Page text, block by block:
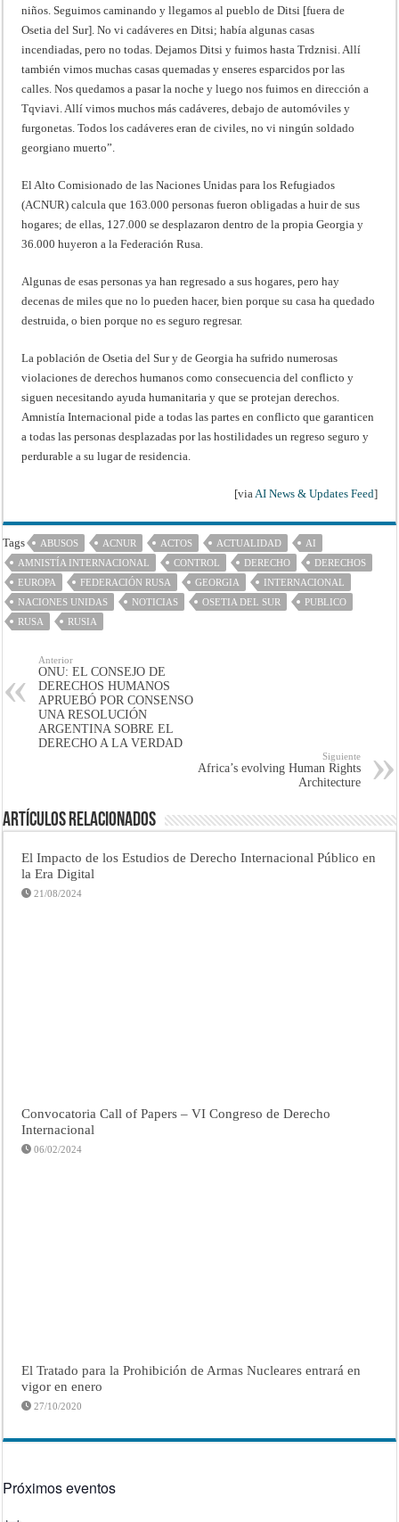
niños. Seguimos caminando y llegamos al pueblo de Ditsi [fuera de
Osetia del Sur]. No vi cadáveres en Ditsi; había algunas casas
incendiadas, pero no todas. Dejamos Ditsi y fuimos hasta Trdznisi. Allí
también vimos muchas casas quemadas y enseres esparcidos por las
calles. Nos quedamos a pasar la noche y luego nos fuimos en dirección a
Tqviavi. Allí vimos muchos más cadáveres, debajo de automóviles y
furgonetas. Todos los cadáveres eran de civiles, no vi ningún soldado
georgiano muerto”.
El Alto Comisionado de las Naciones Unidas para los Refugiados
(ACNUR) calcula que 163.000 personas fueron obligadas a huir de sus
hogares; de ellas, 127.000 se desplazaron dentro de la propia Georgia y
36.000 huyeron a la Federación Rusa.
Algunas de esas personas ya han regresado a sus hogares, pero hay
decenas de miles que no lo pueden hacer, bien porque su casa ha quedado
destruida, o bien porque no es seguro regresar.
La población de Osetia del Sur y de Georgia ha sufrido numerosas
violaciones de derechos humanos como consecuencia del conflicto y
siguen necesitando ayuda humanitaria y que se protejan derechos.
Amnistía Internacional pide a todas las partes en conflicto que garanticen
a todas las personas desplazadas por las hostilidades un regreso seguro y
perdurable a su lugar de residencia.
[via AI News & Updates Feed]
Tags ABUSOS ACNUR ACTOS ACTUALIDAD
AI
AMNISTÍA INTERNACIONAL
CONTROL DERECHO
DERECHOS
EUROPA
FEDERACIÓN RUSA GEORGIA
INTERNACIONAL
NACIONES UNIDAS
NOTICIAS OSETIA DEL SUR
PUBLICO
RUSA
RUSIA
Anterior
ONU: EL CONSEJO DE
DERECHOS HUMANOS
APRUEBÓ POR CONSENSO
UNA RESOLUCIÓN
ARGENTINA SOBRE EL
DERECHO A LA VERDAD
Siguiente
Africa’s evolving Human Rights
Architecture
Artículos Relacionados
El Impacto de los Estudios de Derecho Internacional Público en
la Era Digital
21/08/2024
Convocatoria Call of Papers – VI Congreso de Derecho
Internacional
06/02/2024
El Tratado para la Prohibición de Armas Nucleares entrará en
vigor en enero
27/10/2020
Próximos eventos